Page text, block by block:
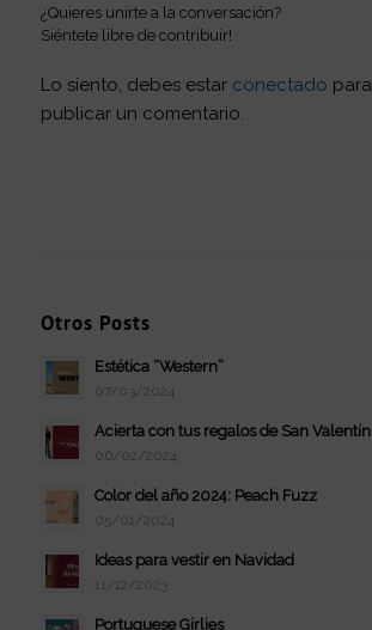
¿Quieres unirte a la conversación?
Siéntete libre de contribuir!
Lo siento, debes estar conectado para
publicar un comentario.
Otros Posts
Estética “Western”
07/03/2024
Acierta con tus regalos de San Valentín
06/02/2024
Color del año 2024: Peach Fuzz
05/01/2024
Ideas para vestir en Navidad
11/12/2023
Portuguese Girlies